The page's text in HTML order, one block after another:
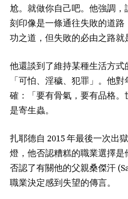
尬。就做你自己吧。他強調
刻印像是一條通往失敗的道路
功之道，但失敗的必由之路就
他還談到了維持某種生活方
「可怕、淫穢、犯罪」。他
確：「要有骨氣，要有品格
是寄生蟲。
扎耶德自 2015 年最後一次出
燈，他否認糟糕的職業選擇
否認了有關他的父親桑傑汗
職業決定感到失望的傳言。